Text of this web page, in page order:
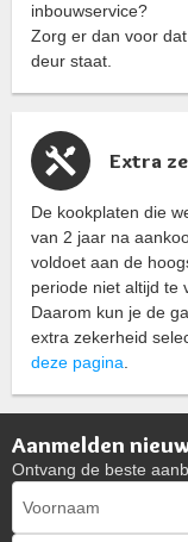
inbouwservice?
Zorg er dan voor
deur staat.
Extra
De kookplaten die
van 2 jaar na
voldoet aan de
periode niet altijd te
Daarom kun je de
extra zekerheid
deze pagina
Aanmelden
Ontvang de beste